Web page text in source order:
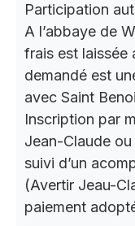
Participation
A l’abbaye de
frais est laissée
demandé est
avec Saint
Inscription par
Jean-Claude
suivi d’un
(Avertir Jeau-
paiement